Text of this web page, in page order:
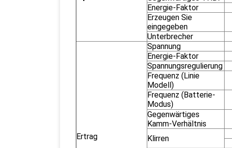
Energie-Faktor
Erzeugen Sie
eingegeben
Unterbrecher
Ertrag
Spannung
Energie-Faktor
Spannungsregulierung
Frequenz (Linie
Modell)
Frequenz (Batterie-
Modus)
Gegenwärtiges
Kamm-Verhältnis
Klirren